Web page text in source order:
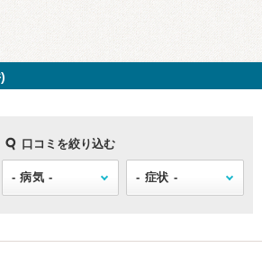
口コミを絞り込む